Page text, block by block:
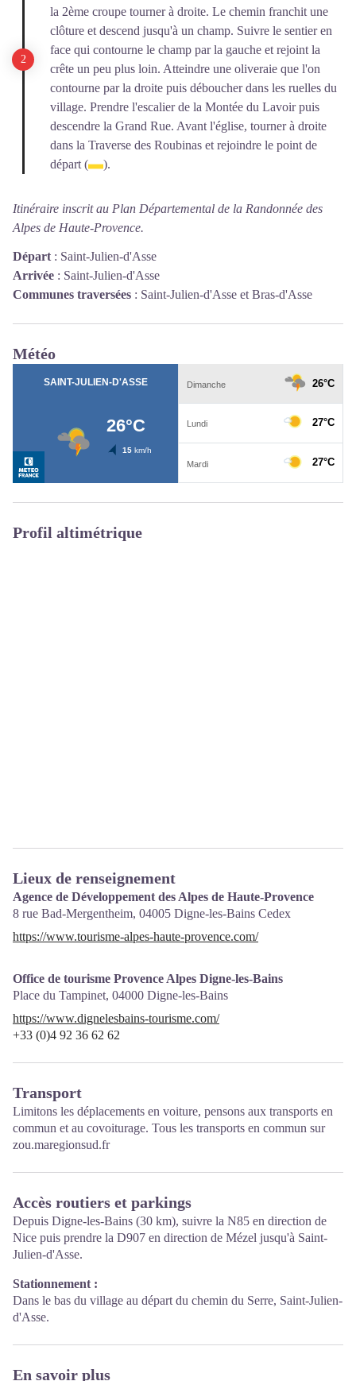
la 2ème croupe tourner à droite. Le chemin franchit une
clôture et descend jusqu'à un champ. Suivre le sentier en
face qui contourne le champ par la gauche et rejoint la
crête un peu plus loin. Atteindre une oliveraie que l'on
contourne par la droite puis déboucher dans les ruelles du
village. Prendre l'escalier de la Montée du Lavoir puis
descendre la Grand Rue. Avant l'église, tourner à droite
dans la Traverse des Roubinas et rejoindre le point de
départ (
).
Itinéraire inscrit au Plan Départemental de la Randonnée des
Alpes de Haute-Provence.
Départ : Saint-Julien-d'Asse
Arrivée : Saint-Julien-d'Asse
Communes traversées : Saint-Julien-d'Asse et Bras-d'Asse
Météo
Profil altimétrique
Lieux de renseignement
Agence de Développement des Alpes de Haute-Provence
8 rue Bad-Mergentheim, 04005 Digne-les-Bains Cedex
https://www.tourisme-alpes-haute-provence.com/
Office de tourisme Provence Alpes Digne-les-Bains
Place du Tampinet, 04000 Digne-les-Bains
https://www.dignelesbains-tourisme.com/
+33 (0)4 92 36 62 62
Transport
Limitons les déplacements en voiture, pensons aux transports en
commun et au covoiturage. Tous les transports en commun sur
zou.maregionsud.fr
Accès routiers et parkings
Depuis Digne-les-Bains (30 km), suivre la N85 en direction de
Nice puis prendre la D907 en direction de Mézel jusqu'à Saint-
Julien-d'Asse.
Stationnement :
Dans le bas du village au départ du chemin du Serre, Saint-Julien-
d'Asse.
En savoir plus